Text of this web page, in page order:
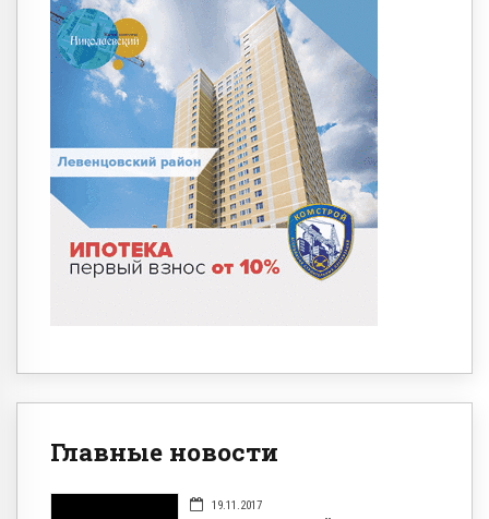
Главные новости
19.11.2017